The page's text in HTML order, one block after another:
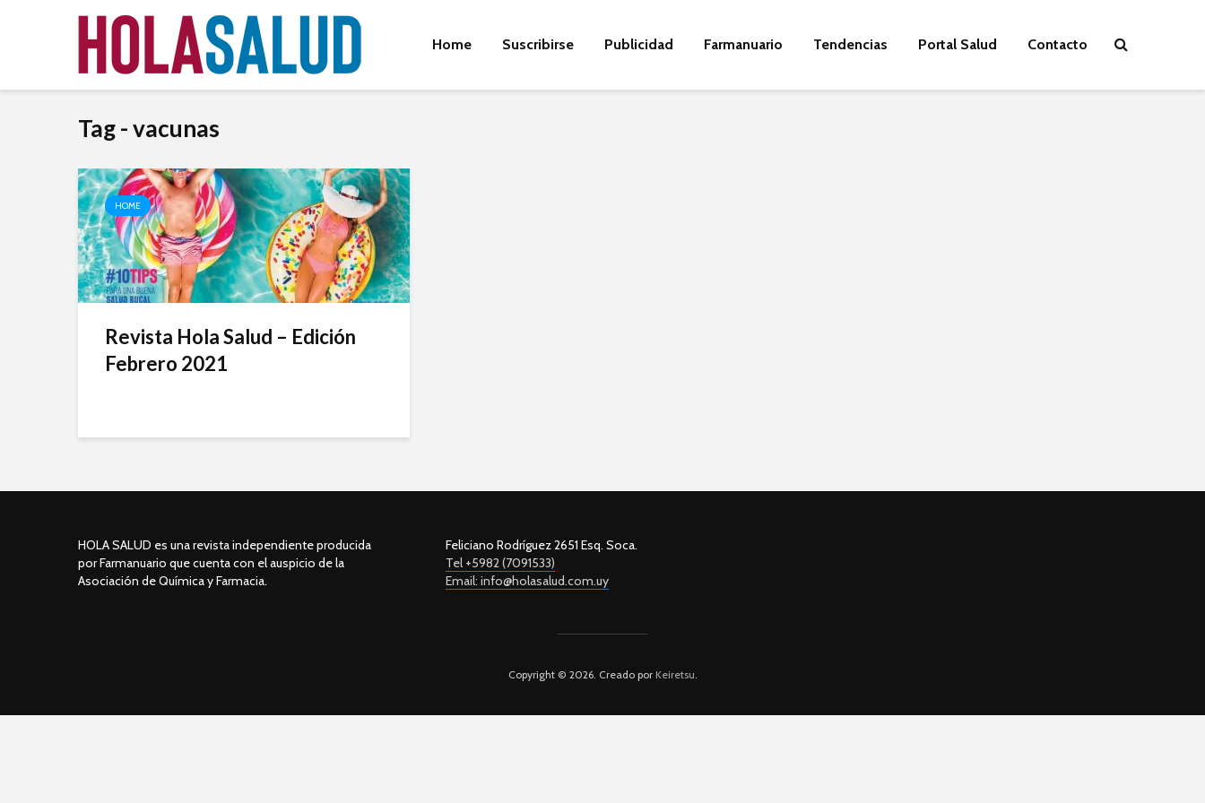
Home Suscribirse Publicidad Farmanuario Tendencias Portal Salud Contacto
Tag - vacunas
HOME
Revista Hola Salud – Edición
Febrero 2021
HOLA SALUD es una revista independiente producida
por Farmanuario que cuenta con el auspicio de la
Asociación de Química y Farmacia.
Feliciano Rodríguez 2651 Esq. Soca.
Tel +5982 (7091533)
Email: info@holasalud.com.uy
Copyright © 2026. Creado porKeiretsu.